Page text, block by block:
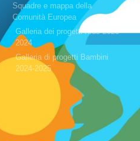
Squadre e mappa della
Comunità Europea
Galleria dei progetti Kids 2023-
2024
Galleria di progetti Bambini
2024-2025